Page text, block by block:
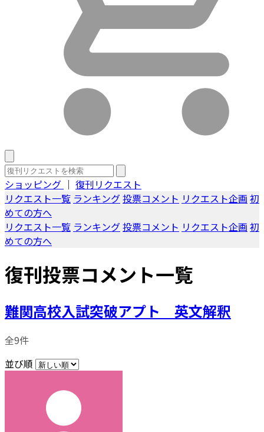
ショッピング ｜ 復刊リクエスト
リクエスト一覧 ランキング投票コメント リクエスト企画 初
めての方へ
リクエスト一覧 ランキング投票コメント リクエスト企画 初
めての方へ
復刊投票コメント一覧
難関高校入試突破アプト 英文解釈
全9件
並び順